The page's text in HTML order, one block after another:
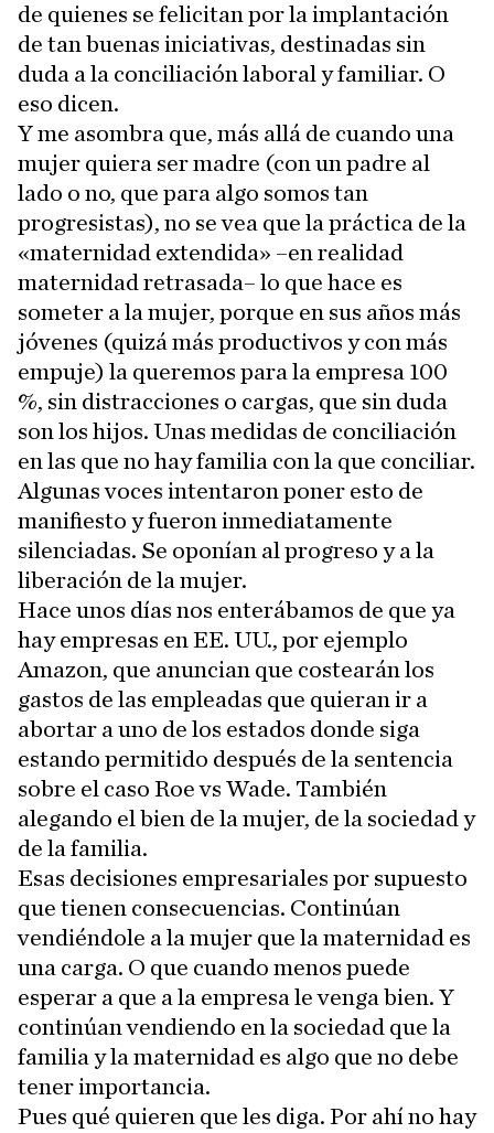
de quienes se felicitan por la implantación
de tan buenas iniciativas, destinadas sin
duda a la conciliación laboral y familiar. O
eso dicen.
Y me asombra que, más allá de cuando una
mujer quiera ser madre (con un padre al
lado o no, que para algo somos tan
progresistas), no se vea que la práctica de la
«maternidad extendida» –en realidad
maternidad retrasada– lo que hace es
someter a la mujer, porque en sus años más
jóvenes (quizá más productivos y con más
empuje) la queremos para la empresa 100
%, sin distracciones o cargas, que sin duda
son los hijos. Unas medidas de conciliación
en las que no hay familia con la que conciliar.
Algunas voces intentaron poner esto de
manifiesto y fueron inmediatamente
silenciadas. Se oponían al progreso y a la
liberación de la mujer.
Hace unos días nos enterábamos de que ya
hay empresas en EE. UU., por ejemplo
Amazon, que anuncian que costearán los
gastos de las empleadas que quieran ir a
abortar a uno de los estados donde siga
estando permitido después de la sentencia
sobre el caso Roe vs Wade. También
alegando el bien de la mujer, de la sociedad y
de la familia.
Esas decisiones empresariales por supuesto
que tienen consecuencias. Continúan
vendiéndole a la mujer que la maternidad es
una carga. O que cuando menos puede
esperar a que a la empresa le venga bien. Y
continúan vendiendo en la sociedad que la
familia y la maternidad es algo que no debe
tener importancia.
Pues qué quieren que les diga. Por ahí no hay